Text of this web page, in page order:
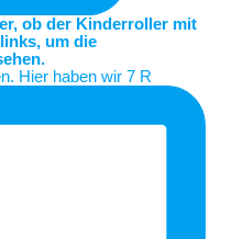
Hier haben wir 7 R